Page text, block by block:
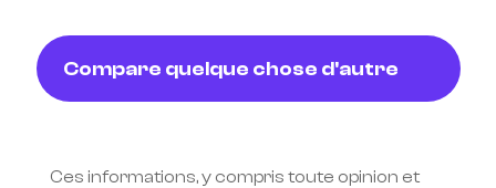
Compare quelque chose d'autre
Ces informations, y compris toute opinion et